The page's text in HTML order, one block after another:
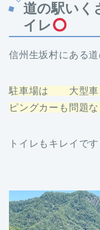
道の駅い
イレ
信州生坂村にある道
駐車場は 大型
ピングカーも問題
トイレもキレイです